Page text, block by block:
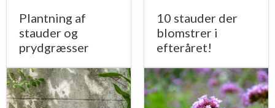
Plantning af
stauder og
prydgræsser
10 stauder der
blomstrer i
efteråret!